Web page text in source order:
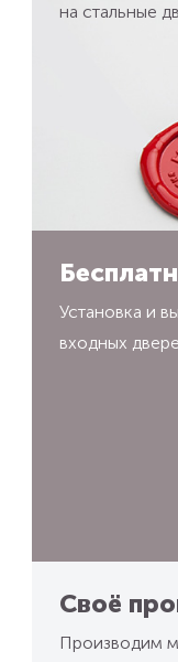
на стальные
Установка и
входных
Своё
Производим